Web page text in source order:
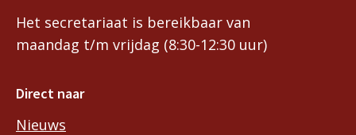
Het secretariaat is bereikbaar van
maandag t/m vrijdag (8:30-12:30 uur)
Direct naar
Nieuws